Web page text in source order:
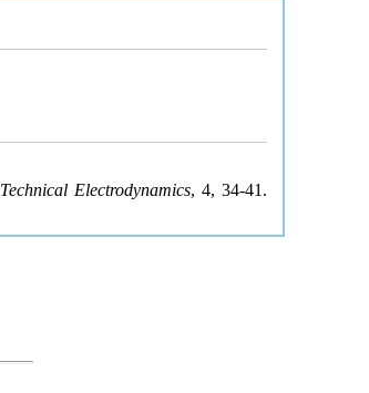
Technical Electrodynamics, 4, 34-41.